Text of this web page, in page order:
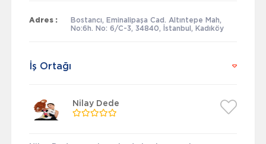
Adres :
Bostancı, Eminalipaşa Cad. Altıntepe Mah,
No:6h. No: 6/C-3, 34840, İstanbul, Kadıköy
İş Ortağı
Nilay Dede